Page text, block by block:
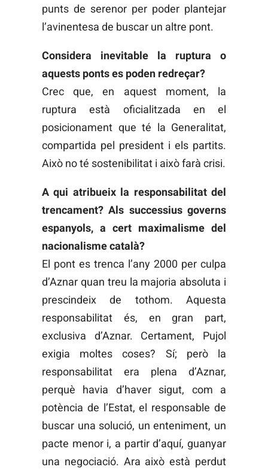
punts de serenor per poder plantejar
l’avinentesa de buscar un altre pont.
Considera inevitable la ruptura o
aquests ponts es poden redreçar?
Crec que, en aquest moment, la
ruptura està oficialitzada en el
posicionament que té la Generalitat,
compartida pel president i els partits.
Això no té sostenibilitat i això farà crisi.
A qui atribueix la responsabilitat del
trencament? Als successius governs
espanyols, a cert maximalisme del
nacionalisme català?
El pont es trenca l’any 2000 per culpa
d’Aznar quan treu la majoria absoluta i
prescindeix de tothom. Aquesta
responsabilitat és, en gran part,
exclusiva d’Aznar. Certament, Pujol
exigia moltes coses? Sí; però la
responsabilitat era plena d’Aznar,
perquè havia d’haver sigut, com a
potència de l’Estat, el responsable de
buscar una solució, un enteniment, un
pacte menor i, a partir d’aquí, guanyar
una negociació. Ara això està perdut